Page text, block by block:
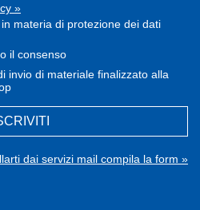
»
materia di protezione dei dati
il consenso
invio di materiale finalizzato alla
dai servizi mail compila la form »